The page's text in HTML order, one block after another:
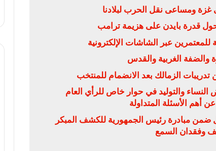
غزة ومساعى نقل الحرب لبلادنا
قدرة بايدن على هزيمة ترامب
والضفة الغربية والقدس
الزمالك بعد الانضمام للمنتخب
والتوليد في حوار خاص للرأي العام
أهم الأسئلة المتداولة
و474 ألف طفل ضمن مبادرة رئيس الجمهورية للكشف المبكر
وفقدان السمع